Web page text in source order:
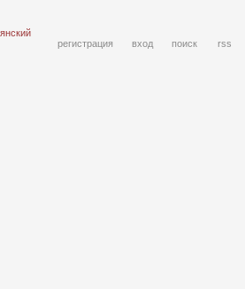
регистрация
вход поиск rss